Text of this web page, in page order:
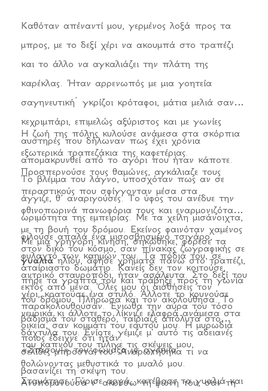
Καθόταν απέναντί μου, γερμένος λοξά προς τα
μπρος, με το δεξί χέρι να ακουμπά στο τραπέζι
και το άλλο να αγκαλιάζει την πλάτη της
καρέκλας. Ήταν αρρενωπός με μια γοητεία
σαγηνευτική˙ γκρίζοι κρόταφοι, μάτια μελιά σαν
κεχριμπάρι, επιμελώς αξύριστος και με γωνίες
αυστηρές που δήλωναν πως έχει χρόνια
απομακρυνθεί από το αγόρι που ήταν κάποτε.
Το βλέμμα του λάγνο, υποσχόταν πως αν σε
άγγιζε, θ’ αναριγούσες. Το ύφος του ανέδυε την
ωριμότητα της εμπειρίας. Με τα χείλη μισάνοιχτα,
φιλούσε απαλά ένα μισοσβησμένο τσιγάρο,
φυλαχτό των καημών του. Τα πόδια του, σε
αντρικό σταυροπόδι, ήταν ασάλευτα. Στο δεξί του
χέρι, κρατούσε ένα στυλό. Άλλοτε το κουνούσε
νευρικά κι άλλοτε το λίκνιζε ελαφρά ανάμεσα στα
δάχτυλα του. Ενίοτε, γέμιζε μ' αυτό τις αδειανές
σελίδες μπροστά του. Αναρωτήθηκα τι να
βασανίζει τη σκέψη του.
Η ζωή της πόλης κυλούσε ανάμεσα στα σκόρπια
εξωτερικά τραπεζάκια της καφετέριας.
Προσπερνούσε τους θαμώνες, αγκάλιαζε τους
περαστικούς που σφίγγονταν μέσα στα
φθινοπωρινά πανωφόρια τους και εναρμονιζόταν
με τη βουή του δρόμου. Εκείνος φαινόταν χαμένος
στον δικό του κόσμο, σαν πίνακας ζωγραφικής σε
αταίριαστο δωμάτιο. Κανείς δεν τον κοιτούσε,
εκτός από μένα. Όλες μου οι αισθήσεις τον
παρακολουθούσαν. Ένιωθα την αύρα του τόσο
οικεία, σαν κομμάτι του εαυτού μου. Η μυρωδιά
του καπνού του τύλιγε τις σκέψεις μου,
θολώνοντας μεθυστικά το μυαλό μου.
Ανυπομονούσα ν’ ακούσω τη φωνή του, σαν τη
Με μια γρήγορη κίνηση, σηκώθηκε, φόρεσε τα
γυαλιάηλίου, άφησε χρήματα πάνω στο τραπέζι,
πήρε τα γραπτά του και τράβηξε προς τη γωνία
του δρόμου. Πλήρωσα και τον ακολούθησα. Το
βάδισμά του σταθερό, ταίριαζε απόλυτα στο
ποιος έδειχνε ότι ήταν.
«Στάσου!» του φώναξα με αγωνία.
Σταμάτησε. Γύρισε αργά, κατέβασε τα γυαλιά και